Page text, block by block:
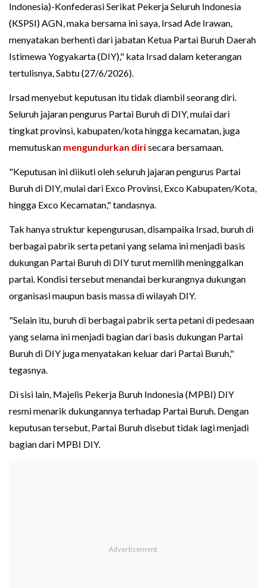
Indonesia)-Konfederasi Serikat Pekerja Seluruh Indonesia
(KSPSI) AGN, maka bersama ini saya, Irsad Ade Irawan,
menyatakan berhenti dari jabatan Ketua Partai Buruh Daerah
Istimewa Yogyakarta (DIY)," kata Irsad dalam keterangan
tertulisnya, Sabtu (27/6/2026).
Irsad menyebut keputusan itu tidak diambil seorang diri.
Seluruh jajaran pengurus Partai Buruh di DIY, mulai dari
tingkat provinsi, kabupaten/kota hingga kecamatan, juga
memutuskan mengundurkan dirisecara bersamaan.
"Keputusan ini diikuti oleh seluruh jajaran pengurus Partai
Buruh di DIY, mulai dari Exco Provinsi, Exco Kabupaten/Kota,
hingga Exco Kecamatan," tandasnya.
Tak hanya struktur kepengurusan, disampaika Irsad, buruh di
berbagai pabrik serta petani yang selama ini menjadi basis
dukungan Partai Buruh di DIY turut memilih meninggalkan
partai. Kondisi tersebut menandai berkurangnya dukungan
organisasi maupun basis massa di wilayah DIY.
"Selain itu, buruh di berbagai pabrik serta petani di pedesaan
yang selama ini menjadi bagian dari basis dukungan Partai
Buruh di DIY juga menyatakan keluar dari Partai Buruh,"
tegasnya.
Di sisi lain, Majelis Pekerja Buruh Indonesia (MPBI) DIY
resmi menarik dukungannya terhadap Partai Buruh. Dengan
keputusan tersebut, Partai Buruh disebut tidak lagi menjadi
bagian dari MPBI DIY.